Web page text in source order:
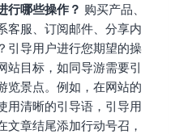
行哪些操作？ 购买产品、
客服、订阅邮件、分享内
引导用户进行您期望的操
站目标，如同导游需要引
览景点。例如，在网站的
用清晰的引导语，引导用
文章结尾添加行动号召，